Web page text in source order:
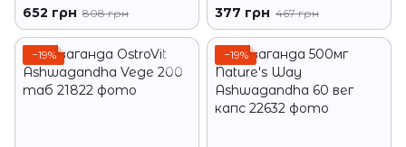
Foods True Calm Amino
Relaxer 90 капс
652 грн 808 грн
системы OLIMP Chela-
Mag B6 Ashwagandha +
zen-szen 30 капсул
377 грн 467 грн
−19% −19%